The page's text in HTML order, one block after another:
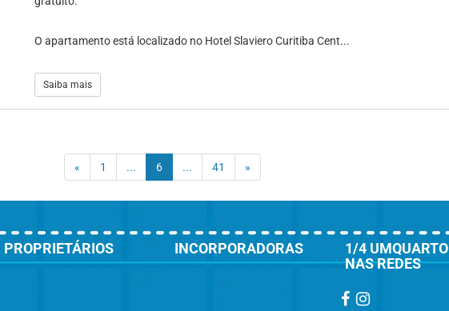
O apartamento está localizado no Hotel Slaviero Curitiba Cent...
Saiba mais
« 1 ... 6(current)
... 41 »
PROPRIETÁRIOS INCORPORADORAS
1/4 UMQUARTO
NAS REDES